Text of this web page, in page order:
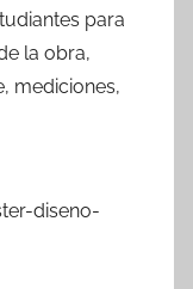
para
la obra,
mediciones,
diseno-